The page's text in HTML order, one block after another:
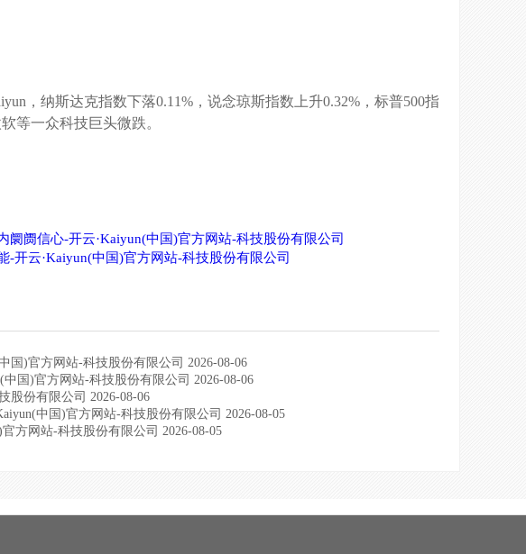
，纳斯达克指数下落0.11%，说念琼斯指数上升0.32%，标普500指
等一众科技巨头微跌。
阓信心-开云·Kaiyun(中国)官方网站-科技股份有限公司
开云·Kaiyun(中国)官方网站-科技股份有限公司
国)官方网站-科技股份有限公司 2026-08-06
国)官方网站-科技股份有限公司 2026-08-06
股份有限公司 2026-08-06
中国)官方网站-科技股份有限公司 2026-08-05
方网站-科技股份有限公司 2026-08-05